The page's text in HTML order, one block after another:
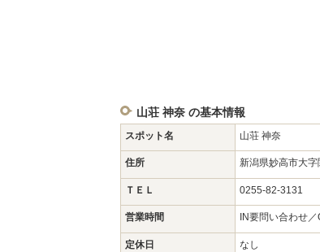
山荘 神奈 の基本情報
スポット名 山荘 神奈
住所 新潟県妙高市大
ＴＥＬ 0255-82-3131
営業時間 IN要問い合わせ
定休日 なし